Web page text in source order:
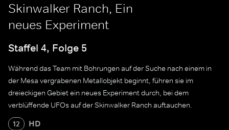
Skinwalker Ranch, Ein
neues Experiment
Staffel 4, Folge 5
Während das Team mit Bohrungen auf der Suche nach einem in
der Mesa vergrabenen Metallobjekt beginnt, führen sie im
dreieckigen Gebiet ein neues Experiment durch, bei dem
verblüffende UFOs auf der Skinwalker Ranch auftauchen.
12 HD